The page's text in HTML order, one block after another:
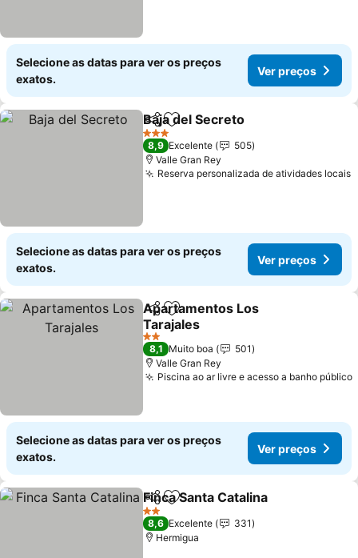
Selecione as datas para ver os preços
exatos.
Ver preços
PartilharAdicionar aos favoritos
Baja del Secreto
3 Estrelas
8,9 Excelente
505
Valle Gran Rey
Reserva personalizada de atividades locais
Selecione as datas para ver os preços
exatos.
Ver preços
PartilharAdicionar aos favoritos
Apartamentos Los
Tarajales
Ver preços
2 Estrelas
8,1 Muito boa
501
Valle Gran Rey
Piscina ao ar livre e acesso a banho público
Selecione as datas para ver os preços
exatos.
Ver preços
PartilharAdicionar aos favoritos
Finca Santa Catalina
2 Estrelas
8,6 Excelente
331
Hermigua